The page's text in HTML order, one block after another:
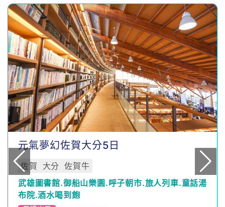
元氣夢幻佐賀大分5日
佐賀 大分 佐賀牛
武雄圖書館.御船山樂園.呼子朝市.旅人列車.童話湯
布院.酒水喝到飽